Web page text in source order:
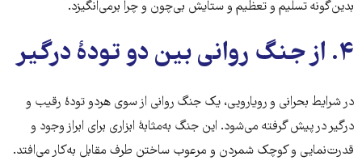
بدین‌گونه تسلیم و تعظیم و ستایش بی‌چون و چرا برمی‌انگیزد.
۴. از جنگ روانی بین دو تودۀ درگیر
در شرایط بحرانی و رویارویی، یک جنگ روانی از سوی هردو تودۀ رقیب و
درگیر در پیش گرفته می‌شود. این جنگ به‌مثابۀ ابزاری برای ابراز وجود و
قدرت‌نمایی و کوچک شمردن و مرعوب ساختن طرف مقابل به‌کار می‌افتد.